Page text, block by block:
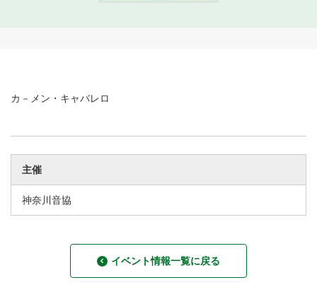
カ－メン・キャバレロ
主催
神奈川音協
イベント情報一覧に戻る